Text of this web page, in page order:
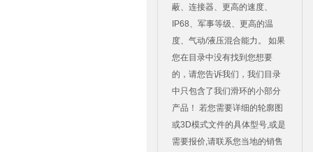
蔽、连接器、更高的速度、
IP68、军事等级、更高的温
度、气动/液压混合能力。 如果
您在目录中没有找到您想要
的，请您告诉我们，我们目录
中只包含了我们滑环的小部分
产品！ 若您需要详细的轮廓图
或3D模式文件的具体型号,或是
需要报价,请联系您当地的销售